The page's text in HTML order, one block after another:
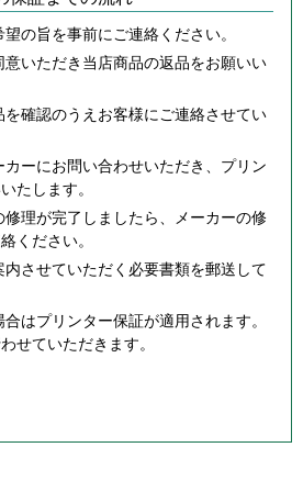
の旨を事前にご連絡ください。
いただき当店商品の返品をお願いい
確認のうえお客様にご連絡させてい
ーにお問い合わせいただき、プリン
たします。
理が完了しましたら、メーカーの修
ください。
させていただく必要書類を郵送して
はプリンター保証が適用されます。
せていただきます。